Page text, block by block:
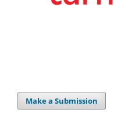
Make a Submission